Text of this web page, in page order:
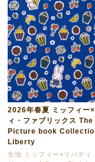
2026年春夏 ミッフィー
ィ・ファブリックス
Picture book
Liberty
生地 ミッフィー×リバティ